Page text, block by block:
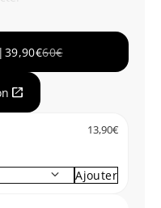
| 39,90€60€
open_in_new
13,90€
keyboard_arrow_down Ajouter